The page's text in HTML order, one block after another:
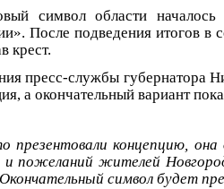
символ области
После подведения итогов в
крест.
пресс-службы губернатора
а окончательный вариант
презентовали концепцию,
и пожеланий жителей
символ будет